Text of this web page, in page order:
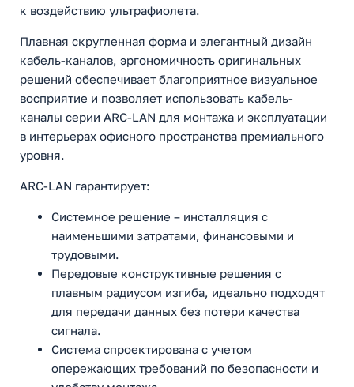
к воздействию ультрафиолета.
Плавная скругленная форма и элегантный дизайн
кабель-каналов, эргономичность оригинальных
решений обеспечивает благоприятное визуальное
восприятие и позволяет использовать кабель-
каналы серии ARC-LAN для монтажа и эксплуатации
в интерьерах офисного пространства премиального
уровня.
ARC-LAN гарантирует:
Системное решение – инсталляция с
наименьшими затратами, финансовыми и
трудовыми.
Передовые конструктивные решения с
плавным радиусом изгиба, идеально подходят
для передачи данных без потери качества
сигнала.
Система спроектирована с учетом
опережающих требований по безопасности и